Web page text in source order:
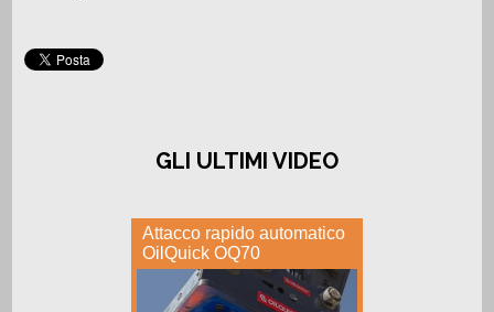
GLI ULTIMI VIDEO
Attacco rapido automatico
OilQuick OQ70